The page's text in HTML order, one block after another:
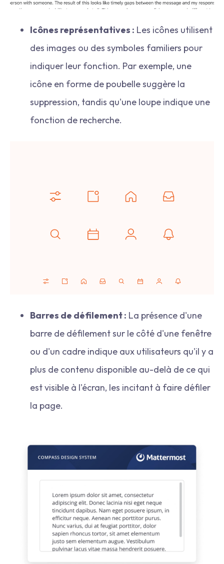
Icônes représentatives : Les icônes utilisent
des images ou des symboles familiers pour
indiquer leur fonction. Par exemple, une
icône en forme de poubelle suggère la
suppression, tandis qu'une loupe indique une
fonction de recherche.
Barres de défilement : La présence d'une
barre de défilement sur le côté d'une fenêtre
ou d'un cadre indique aux utilisateurs qu'il y a
plus de contenu disponible au-delà de ce qui
est visible à l'écran, les incitant à faire défiler
la page.